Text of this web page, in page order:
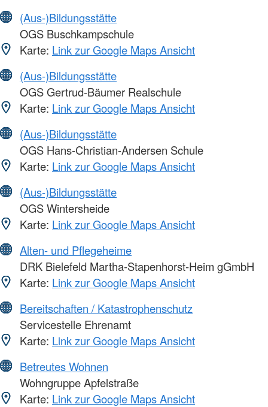
(Aus-)Bildungsstätte
OGS Buschkampschule
Karte: Link zur Google Maps Ansicht
(Aus-)Bildungsstätte
OGS Gertrud-Bäumer Realschule
Karte: Link zur Google Maps Ansicht
(Aus-)Bildungsstätte
OGS Hans-Christian-Andersen Schule
Karte: Link zur Google Maps Ansicht
(Aus-)Bildungsstätte
OGS Wintersheide
Karte: Link zur Google Maps Ansicht
Alten- und Pflegeheime
DRK Bielefeld Martha-Stapenhorst-Heim gGmbH
Karte: Link zur Google Maps Ansicht
Bereitschaften / Katastrophenschutz
Servicestelle Ehrenamt
Karte: Link zur Google Maps Ansicht
Betreutes Wohnen
Wohngruppe Apfelstraße
Karte: Link zur Google Maps Ansicht